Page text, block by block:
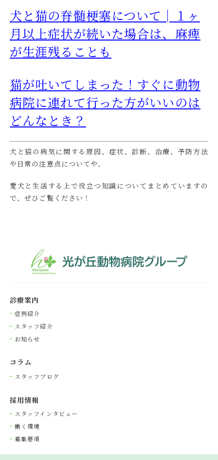
犬と猫の脊髄梗塞について│１ヶ
月以上症状が続いた場合は、麻痺
が生涯残ることも
猫が吐いてしまった！すぐに動物
病院に連れて行った方がいいのは
どんなとき？
犬と猫の病気に関する原因、症状、診断、治療、予防方法
や日常の注意点についてや、
愛犬と生活する上で役立つ知識についてまとめていますの
で、ぜひご覧ください！
診療案内
症例紹介
スタッフ紹介
お知らせ
コラム
スタッフブログ
採⽤情報
スタッフインタビュー
働く環境
募集要項